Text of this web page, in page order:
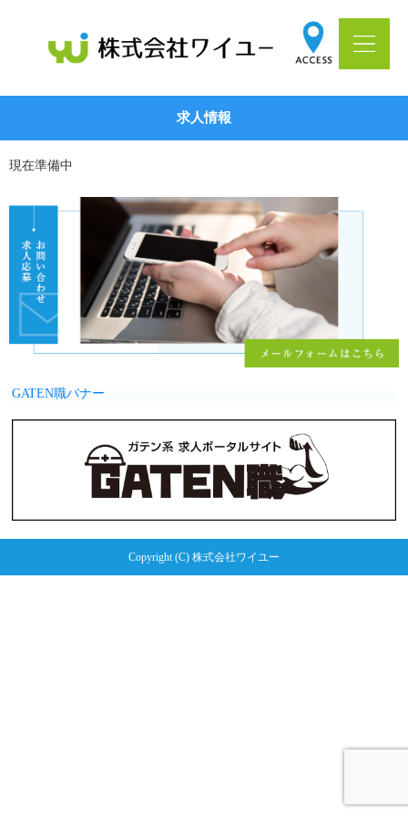
求人情報
現在準備中
GATEN職バナー
Copyright (C) 株式会社ワイユー